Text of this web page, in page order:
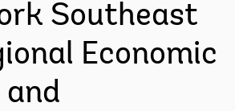
Southeast
Economic